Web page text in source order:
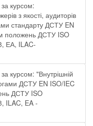
курсом:
з якості, аудиторів
стандарту ДСТУ EN
положень ДСТУ ISO
ЕА, ILAC-
курсом: "Внутрішній
ДСТУ EN ISO/IEC
ДСТУ ISO
ILAC, EA -